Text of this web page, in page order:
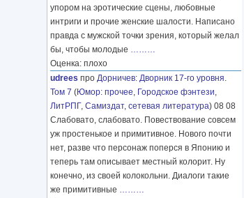
упором на эротические сцены, любовные
интриги и прочие женские шалости. Написано
правда с мужской точки зрения, который желал
бы, чтобы молодые ………
Оценка: плохо
udrees про Дорничев: Дворник 17-го уровня.
Том 7 (Юмор: прочее, Городское фэнтези,
ЛитРПГ, Самиздат, сетевая литература) 08 08
Слабовато, слабовато. Повествование совсем
уж простенькое и примитивное. Нового почти
нет, разве что персонаж поперся в Японию и
теперь там описывает местный колорит. Ну
конечно, из своей колокольни. Диалоги такие
же примитивные ………